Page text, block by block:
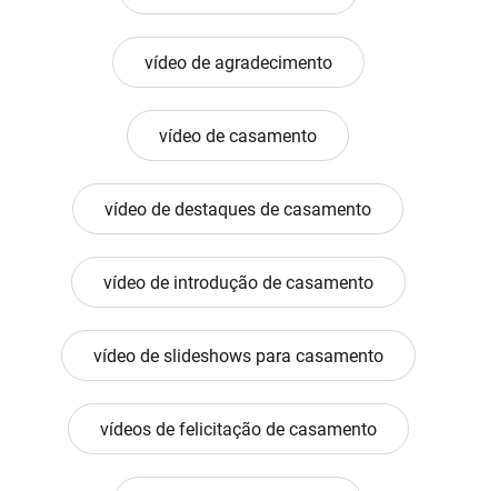
vídeo de agradecimento
vídeo de casamento
vídeo de destaques de casamento
vídeo de introdução de casamento
vídeo de slideshows para casamento
vídeos de felicitação de casamento